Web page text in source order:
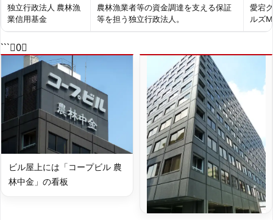
独立行政法人 農林漁
業信用基金
農林漁業者等の資金調達を支える保証
等を担う独立行政法人。
愛宕
ルズ
```0
ビル屋上には「コープビル 農
林中金」の看板